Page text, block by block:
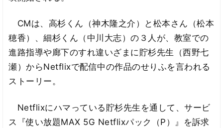
CMは、高杉くん（神木隆之介）と松本さん（松本
穂香）、細杉くん（中川大志）の３人が、教室での
進路指導や廊下のすれ違いざまに貯杉先生（西野七
瀬）からNetflixで配信中の作品のせりふを言われる
ストーリー。
Netflixにハマっている貯杉先生を通して、サービ
ス『使い放題MAX 5G Netflixパック（P）』を訴求